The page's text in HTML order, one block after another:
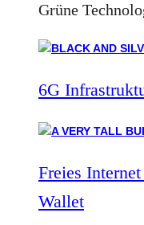
Grüne
6G
Freies
Wallet